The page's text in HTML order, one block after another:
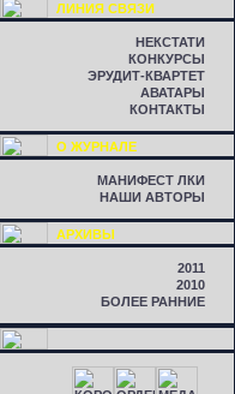
ЛИНИЯ СВЯЗИ
НЕКСТАТИ
КОНКУРСЫ
ЭРУДИТ-КВАРТЕТ
АВАТАРЫ
КОНТАКТЫ
О ЖУРНАЛЕ
МАНИФЕСТ ЛКИ
НАШИ АВТОРЫ
АРХИВЫ
2011
2010
БОЛЕЕ РАННИЕ